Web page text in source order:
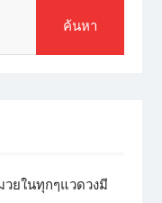
ยในทุกๆแวดวงมี